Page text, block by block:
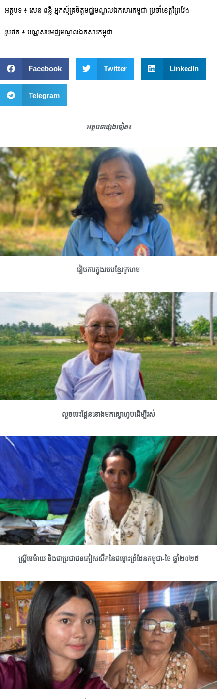
អត្ថបទ ៖ សេន ពន្លឺ អ្នកស្ម័គ្រចិត្តមជ្ឈមណ្ឌលឯកសារកម្ពុជា ប្រចាំខេត្តព្រៃវែង
រូបថត ៖ បណ្ណសារមជ្ឈមណ្ឌលឯកសារកម្ពុជា
Facebook Twitter LinkedIn
Telegram
អត្ថបទផ្សេងទៀត៖
រៀបការក្នុងរបបខ្មែរក្រហម
លួចបេះផ្លែននោងមកស្ងោហូបដើម្បីរស់
ស្រ្តីមេម៉ាយ និងជាប្រជាជនភៀសសឹកនៃជម្លោះព្រំដែនកម្ពុជា-ថៃ ឆ្នាំ២០២៥